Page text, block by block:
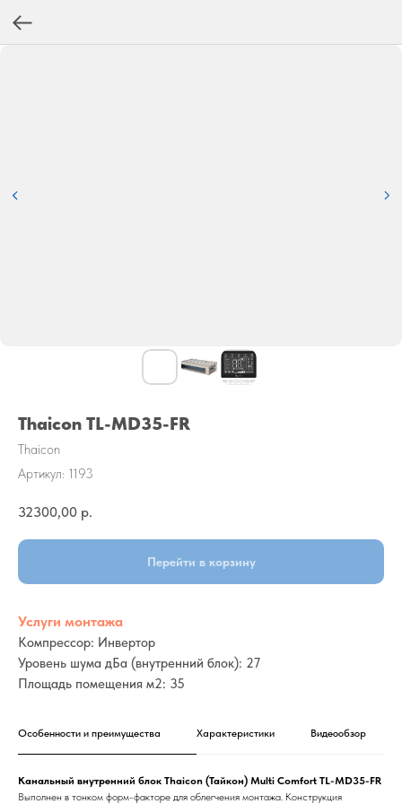
Thaicon TL-MD35-FR
Thaicon
Артикул: 1193
32300,00 р.
Перейти в корзину
Услуги монтажа
Компрессор: Инвертор
Уровень шума дБа (внутренний блок): 27
Площадь помещения м2: 35
Особенности и преимущества Характеристики Видеообзор
Канальный внутренний блок Thaicon (Тайкон) Multi Comfort TL-MD35-FR
Выполнен в тонком форм-факторе для облегчения монтажа. Конструкция